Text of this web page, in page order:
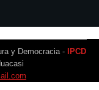
y Democracia -
IPCD